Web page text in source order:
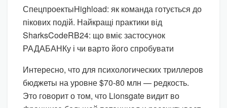
СпецпроектыHighload: як команда готується до
пікових подій. Найкращі практики від
SharksCodeRB24: що вміє застосунок
РАДАБАНКу і чи варто його спробувати
Интересно, что для психологических триллеров
бюджеты на уровне $70-80 млн — редкость.
Это говорит о том, что Lionsgate видит во